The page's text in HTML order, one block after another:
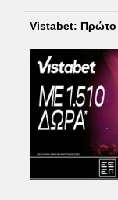
Vistabet: Πρώτο